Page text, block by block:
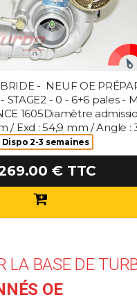
- NEUF OE
STAGE2 - 0 - 6+6 pales -
1605Diamètre
/ Exd : 54,9 mm / Angle :
Dispo 2-3 semaines
€ TTC
LA BASE DE
OE